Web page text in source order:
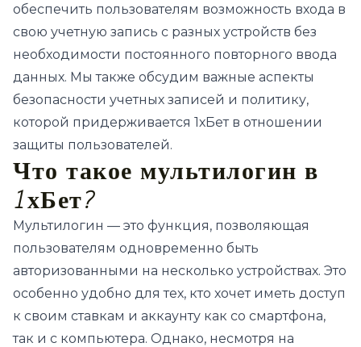
обеспечить пользователям возможность входа в
свою учетную запись с разных устройств без
необходимости постоянного повторного ввода
данных. Мы также обсудим важные аспекты
безопасности учетных записей и политику,
которой придерживается 1хБет в отношении
защиты пользователей.
Что такое мультилогин в
1хБет?
Мультилогин — это функция, позволяющая
пользователям одновременно быть
авторизованными на несколько устройствах. Это
особенно удобно для тех, кто хочет иметь доступ
к своим ставкам и аккаунту как со смартфона,
так и с компьютера. Однако, несмотря на